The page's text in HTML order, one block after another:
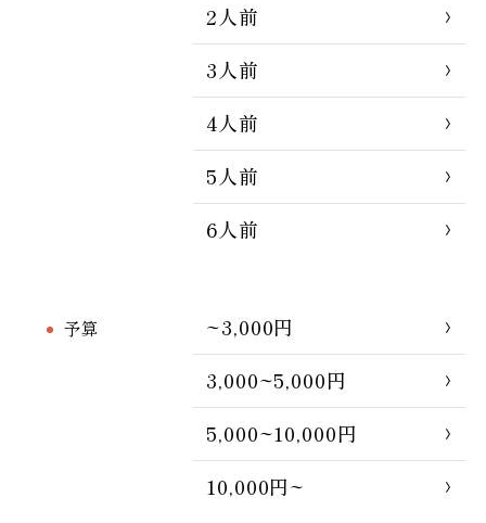
2人前
3人前
4人前
5人前
6人前
予算
~3,000円
3,000~5,000円
5,000~10,000円
10,000円~